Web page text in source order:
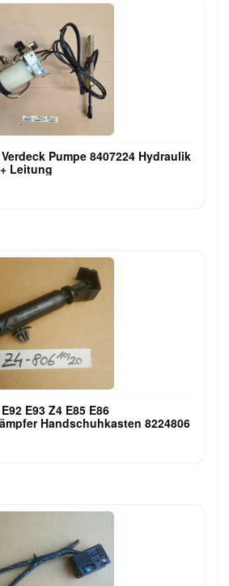
Pumpe 8407224 Hydraulik
Leitung
E93 Z4 E85 E86
Handschuhkasten 8224806